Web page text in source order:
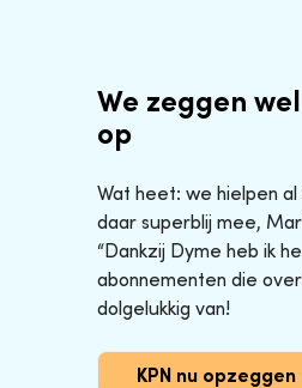
We zeggen
op
Wat heet: we hielpen
daar superblij mee,
“Dankzij Dyme heb ik
abonnementen die
dolgelukkig van!
KPN nu opzeggen